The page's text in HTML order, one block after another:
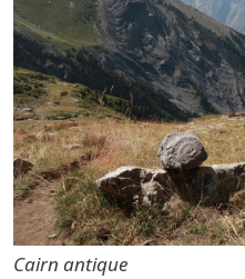
Cairn antique